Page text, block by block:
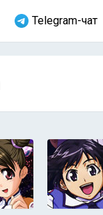
Telegram-чат